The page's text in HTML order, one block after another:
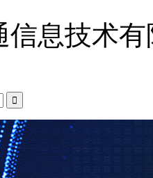
信息技术